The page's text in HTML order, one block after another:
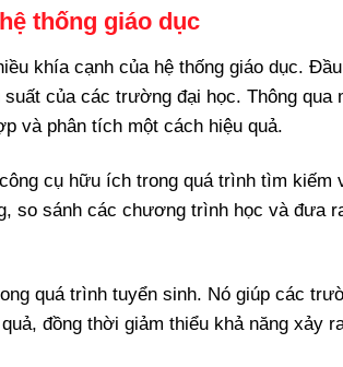
thống giáo dục
khía cạnh của hệ thống giáo dục.
của các trường đại học. Thông
và phân tích một cách hiệu quả.
cụ hữu ích trong quá trình tìm kiếm
so sánh các chương trình học và đưa
quá trình tuyển sinh. Nó giúp các
đồng thời giảm thiểu khả năng xảy